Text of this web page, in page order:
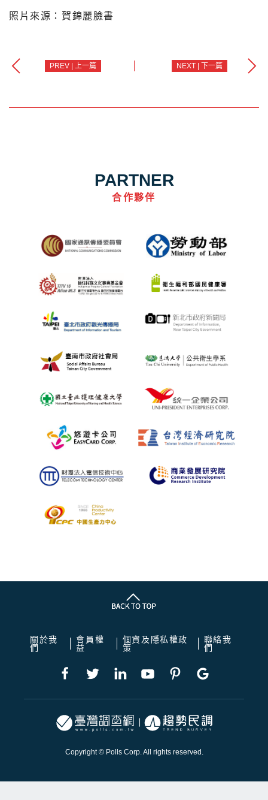
照片來源：賀錦麗臉書
PREV | 上一篇 NEXT | 下一篇
PARTNER
合作夥伴
關於我
們
會員權
益
個資及隱私權政
策
聯絡我
們
Copyright © Polls Corp. All rights reserved.